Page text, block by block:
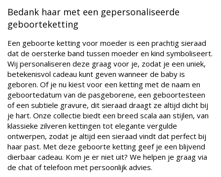
Bedank haar met een gepersonaliseerde
geboorteketting
Een geboorte ketting voor moeder is een prachtig sieraad
dat de oersterke band tussen moeder en kind symboliseert.
Wij personaliseren deze graag voor je, zodat je een uniek,
betekenisvol cadeau kunt geven wanneer de baby is
geboren. Of je nu kiest voor een ketting met de naam en
geboortedatum van de pasgeborene, een geboortesteen
of een subtiele gravure, dit sieraad draagt ze altijd dicht bij
je hart. Onze collectie biedt een breed scala aan stijlen, van
klassieke zilveren kettingen tot elegante vergulde
ontwerpen, zodat je altijd een sieraad vindt dat perfect bij
haar past. Met deze geboorte ketting geef je een blijvend
dierbaar cadeau. Kom je er niet uit? We helpen je graag via
de chat of telefoon met persoonlijk advies.